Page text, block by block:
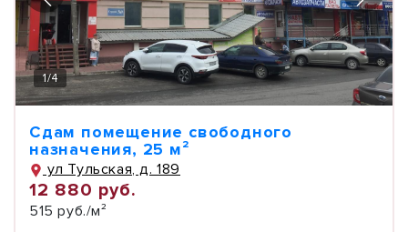
1/4
Сдам помещение свободного
назначения, 25 м²
ул Тульская, д. 189
12 880 руб.
515 руб./м²